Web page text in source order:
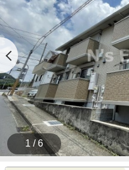
1 / 6